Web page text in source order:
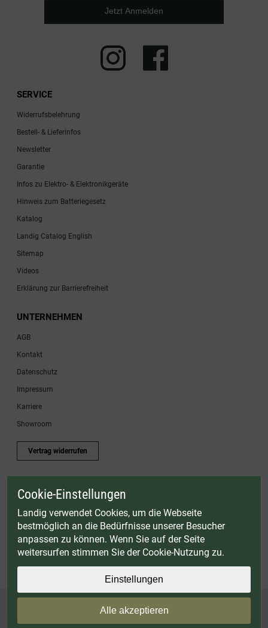
Jetzt Anmelden
SERVICE
Widerrufsbelehrung
Bestell- & Lieferinfos
Newsletter
Garantie
Infos zu Elektro- & Elektronikgeräte
Hinweis zum Batteriegesetz
Katalog
Landig Catalog English
Sitemap
Videos
Erklärung zur Barrierefreiheit
UNTERNEHMEN
AGB
Kontakt
Datenschutz
Impressum
Karriere
Showroom
Vertrag widerrufen
* Gültig bis einschließlich 17.08.2026. Keine Barauszahlung möglich. Nicht mit
Zubehörartikel. Nicht einlösbar auf bereits rabattierte Sets.
© Landig 1982-2026 (44 Jahre Qualität)
Alle Preise inkl. gesetzl. Mehrwertsteuer, zuzüglich Versandkosten
Weitere Marken oder Shops der Landig + Lava GmbH & Co. KG: LAVA - Vakuumiergeräte
DRY AGER - Reifeschränke|VIESSMANN - Kühlzellen
Cookie-Einstellungen
Landig verwendet Cookies, um die Webseite
bestmöglich an die Bedürfnisse unserer Besucher
anpassen zu können. Wenn Sie auf der Seite
weitersurfen stimmen Sie der Cookie-Nutzung zu.
Einstellungen
Alle akzeptieren